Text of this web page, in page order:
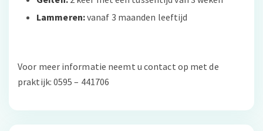
Lammeren:vanaf 3 maanden leeftijd
Voor meer informatie neemt u contact op met de
praktijk: 0595 – 441706